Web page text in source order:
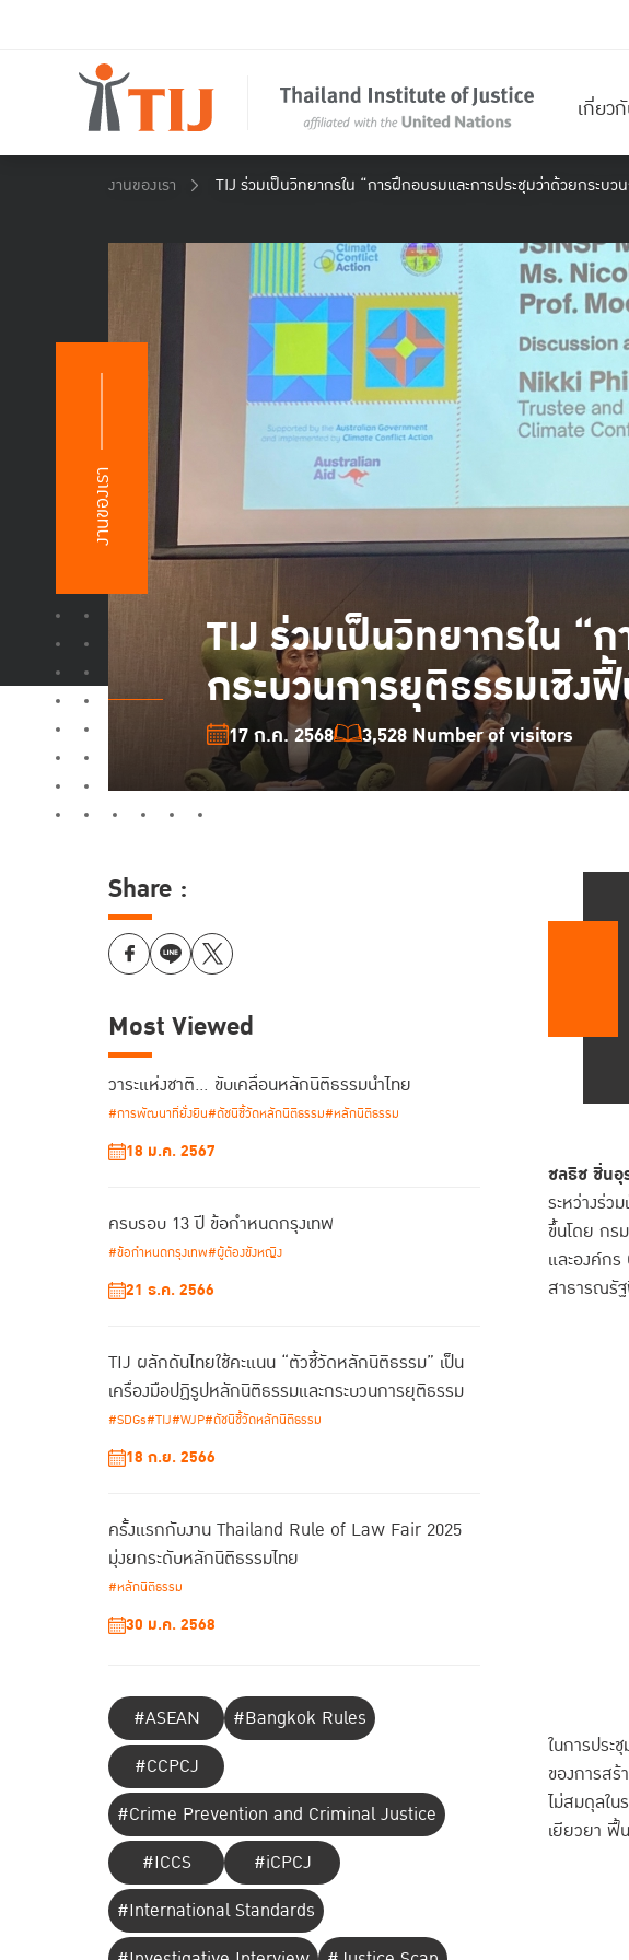
เกี่ยว
งานของเรา TIJ ร่วมเป็นวิทยากรใน “การฝึกอบรมและการประชุมว่าด้วยกระบ
งานของเรา
TIJ ร่วมเป็นวิทยากรใน “
กระบวนการยุติธรรมเชิง
17 ก.ค. 2568 3,528 Number of visitors
ชลธิช ชื่นอุ
ระหว่างร่ว
ขึ้นโดย กร
และองค์ก
สาธารณรั
ในการประ
ของการส
ไม่สมดุลใน
เยียวยา ฟื้
Share :
Most Viewed
วาระแห่งชาติ… ขับเคลื่อนหลักนิติธรรมนำไทย
#การพัฒนาที่ยั่งยืน#ดัชนีชี้วัดหลักนิติธรรม#หลักนิติธรรม
18 ม.ค. 2567
ครบรอบ 13 ปี ข้อกำหนดกรุงเทพ
#ข้อกำหนดกรุงเทพ#ผู้ต้องขังหญิง
21 ธ.ค. 2566
TIJ ผลักดันไทยใช้คะแนน “ตัวชี้วัดหลักนิติธรรม” เป็น
เครื่องมือปฏิรูปหลักนิติธรรมและกระบวนการยุติธรรม
#SDGs#TIJ#WJP#ดัชนีชี้วัดหลักนิติธรรม
18 ก.ย. 2566
ครั้งแรกกับงาน Thailand Rule of Law Fair 2025
มุ่งยกระดับหลักนิติธรรมไทย
#หลักนิติธรรม
30 ม.ค. 2568
#ASEAN
#Bangkok Rules
#CCPCJ
#Crime Prevention and Criminal Justice
#ICCS
#iCPCJ
#International Standards